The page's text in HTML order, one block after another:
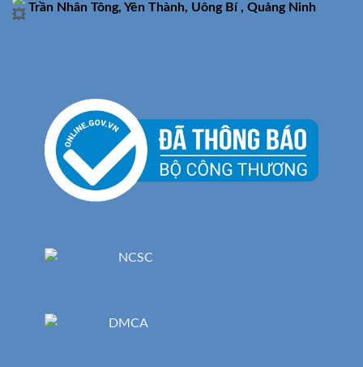
Trần Nhân Tông, Yên Thành, Uông Bí , Quảng Ninh